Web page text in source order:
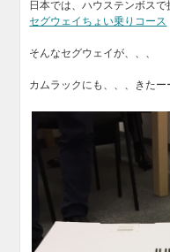
日本では、ハウステンボスで
セグウェイちょい乗りコース
そんなセグウェイが、、、
カムラックにも、、、きたー